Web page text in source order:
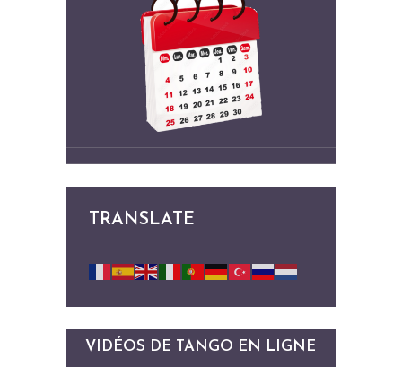
TRANSLATE
VIDÉOS DE TANGO EN LIGNE